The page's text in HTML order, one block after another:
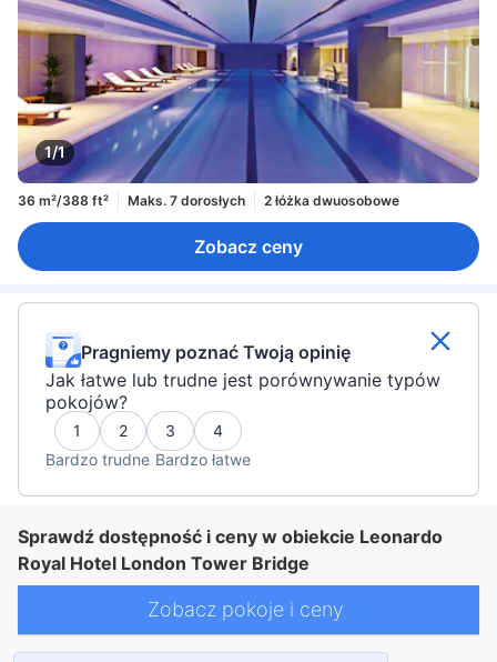
1/1
36 m²/388 ft² Maks. 7 dorosłych 2 łóżka dwuosobowe
Zobacz ceny
Pragniemy poznać Twoją opinię
Jak łatwe lub trudne jest porównywanie typów
pokojów?
1 2 3
4
Bardzo trudne Bardzo łatwe
Sprawdź dostępność i ceny w obiekcie Leonardo
Royal Hotel London Tower Bridge
Zobacz pokoje i ceny